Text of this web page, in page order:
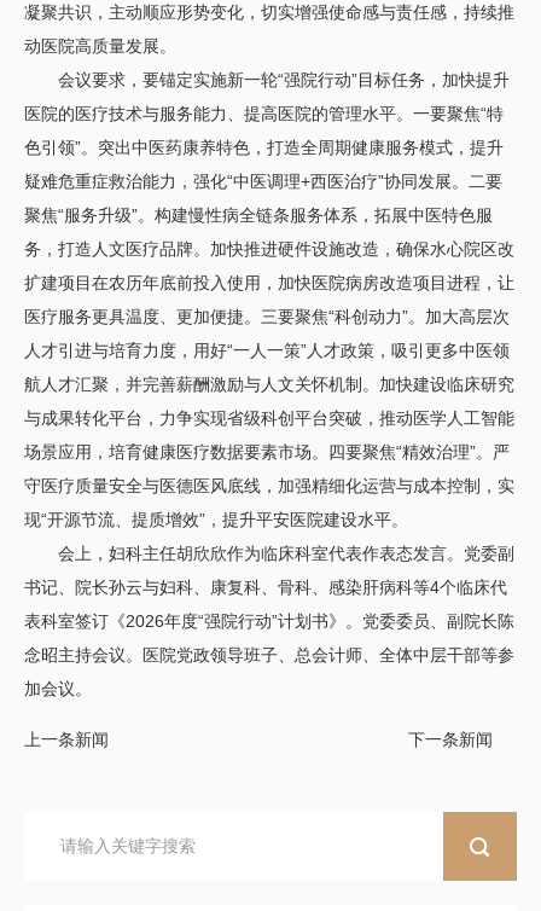
凝聚共识，主动顺应形势变化，切实增强使命感与责任感，持续推
动医院高质量发展。
会议要求，要锚定实施新一轮“强院行动”目标任务，加快提升
医院的医疗技术与服务能力、提高医院的管理水平。一要聚焦“特
色引领”。突出中医药康养特色，打造全周期健康服务模式，提升
疑难危重症救治能力，强化“中医调理+西医治疗”协同发展。二要
聚焦“服务升级”。构建慢性病全链条服务体系，拓展中医特色服
务，打造人文医疗品牌。加快推进硬件设施改造，确保水心院区改
扩建项目在农历年底前投入使用，加快医院病房改造项目进程，让
医疗服务更具温度、更加便捷。三要聚焦“科创动力”。加大高层次
人才引进与培育力度，用好“一人一策”人才政策，吸引更多中医领
航人才汇聚，并完善薪酬激励与人文关怀机制。加快建设临床研究
与成果转化平台，力争实现省级科创平台突破，推动医学人工智能
场景应用，培育健康医疗数据要素市场。四要聚焦“精效治理”。严
守医疗质量安全与医德医风底线，加强精细化运营与成本控制，实
现“开源节流、提质增效”，提升平安医院建设水平。
会上，妇科主任胡欣欣作为临床科室代表作表态发言。党委副
书记、院长孙云与妇科、康复科、骨科、感染肝病科等4个临床代
表科室签订《2026年度“强院行动”计划书》。党委委员、副院长陈
念昭主持会议。医院党政领导班子、总会计师、全体中层干部等参
加会议。
上一条新闻 下一条新闻